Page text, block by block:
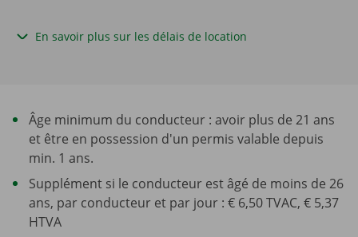
En savoir plus sur les délais de location
Âge minimum du conducteur : avoir plus de 21 ans
et être en possession d'un permis valable depuis
min. 1 ans.
Supplément si le conducteur est âgé de moins de 26
ans, par conducteur et par jour : € 6,50 TVAC, € 5,37
HTVA